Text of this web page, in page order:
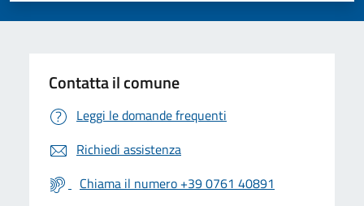
Contatta il comune
Leggi le domande frequenti
Richiedi assistenza
Chiama il numero +39 0761 40891